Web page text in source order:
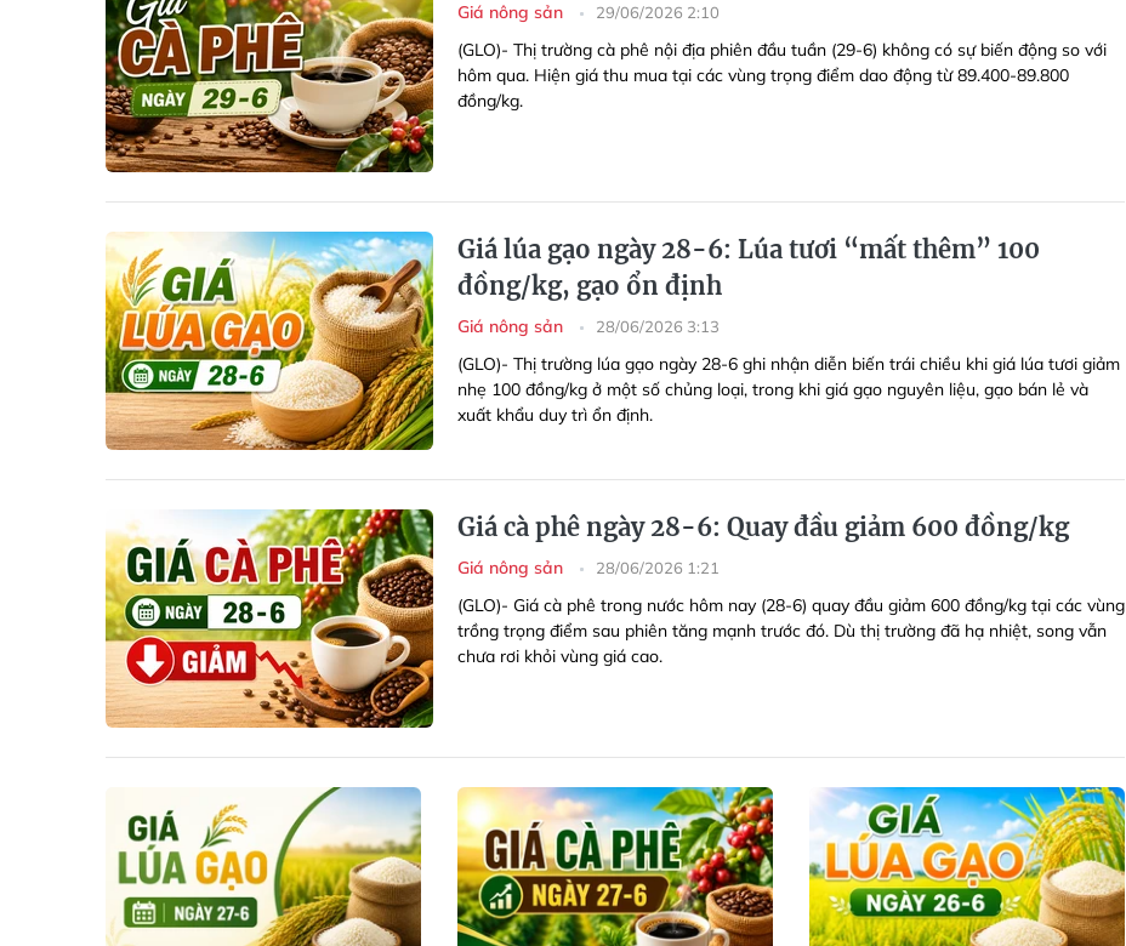
Giá nông sản 29/06/2026 2:10
(GLO)- Thị trường cà phê nội địa phiên đầu tuần (29-6) không có sự biến động so với
hôm qua. Hiện giá thu mua tại các vùng trọng điểm dao động từ 89.400-89.800
đồng/kg.
Giá lúa gạo ngày 28-6: Lúa tươi “mất thêm” 100
đồng/kg, gạo ổn định
Giá nông sản 28/06/2026 3:13
(GLO)- Thị trường lúa gạo ngày 28-6 ghi nhận diễn biến trái chiều khi giá lúa tươi giảm
nhẹ 100 đồng/kg ở một số chủng loại, trong khi giá gạo nguyên liệu, gạo bán lẻ và
xuất khẩu duy trì ổn định.
Giá cà phê ngày 28-6: Quay đầu giảm 600 đồng/kg
Giá nông sản 28/06/2026 1:21
(GLO)- Giá cà phê trong nước hôm nay (28-6) quay đầu giảm 600 đồng/kg tại các vùng
trồng trọng điểm sau phiên tăng mạnh trước đó. Dù thị trường đã hạ nhiệt, song vẫn
chưa rơi khỏi vùng giá cao.